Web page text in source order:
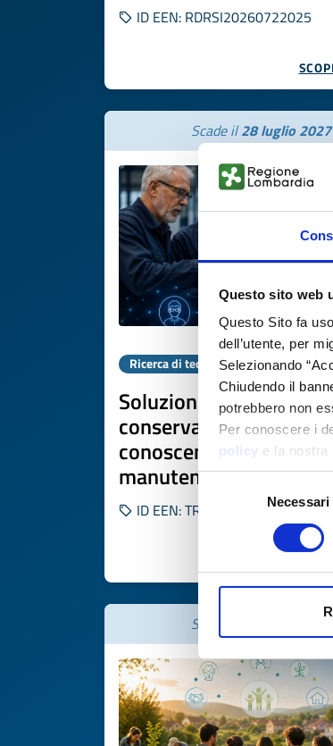
Questo sito web
Questo Sito fa
dell’utente, per
Selezionando
Chiudendo il
potrebbero non
Per conoscere i
policy e la
Selezione
del
Necessari
ID EEN: RDRSI20260722025
Scade il28 luglio 2027
Ricerca di tecnologia
Soluzione digitale per
conservazione delle
conoscenze nel settore
manutenzione
ID EEN: TRDE20260723020
Scade il 17 luglio 2027